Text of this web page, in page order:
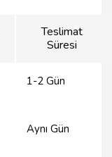
Teslimat
Süresi
1-2 Gün
Aynı Gün